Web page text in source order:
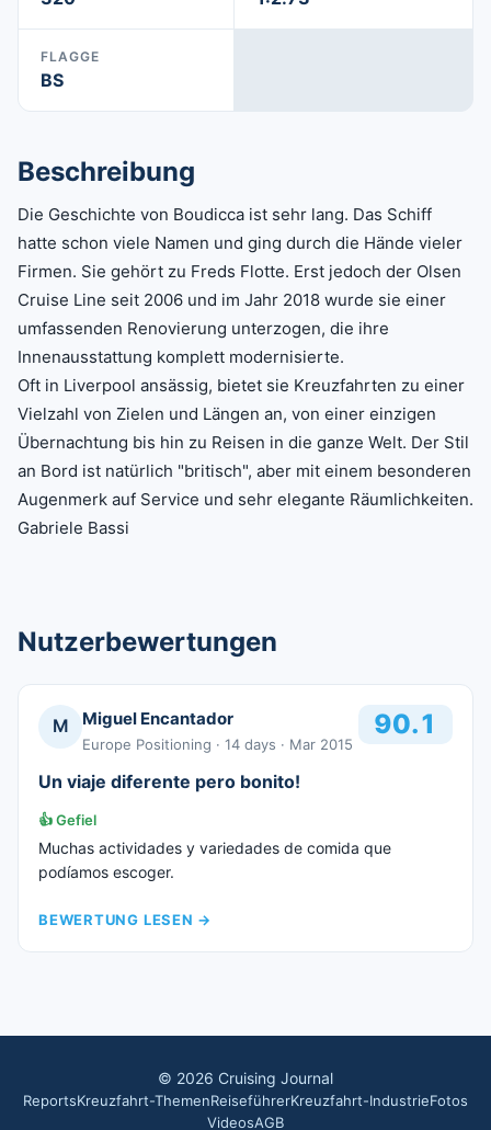
FLAGGE
BS
Beschreibung
Die Geschichte von Boudicca ist sehr lang. Das Schiff
hatte schon viele Namen und ging durch die Hände vieler
Firmen. Sie gehört zu Freds Flotte. Erst jedoch der Olsen
Cruise Line seit 2006 und im Jahr 2018 wurde sie einer
umfassenden Renovierung unterzogen, die ihre
Innenausstattung komplett modernisierte.
Oft in Liverpool ansässig, bietet sie Kreuzfahrten zu einer
Vielzahl von Zielen und Längen an, von einer einzigen
Übernachtung bis hin zu Reisen in die ganze Welt. Der Stil
an Bord ist natürlich "britisch", aber mit einem besonderen
Augenmerk auf Service und sehr elegante Räumlichkeiten.
Gabriele Bassi
Nutzerbewertungen
M Miguel Encantador
Europe Positioning · 14 days · Mar 2015
90.1
Un viaje diferente pero bonito!
👍Gefiel
Muchas actividades y variedades de comida que
podíamos escoger.
BEWERTUNG LESEN →
© 2026 Cruising Journal
ReportsKreuzfahrt-ThemenReiseführerKreuzfahrt-IndustrieFotos
VideosAGB